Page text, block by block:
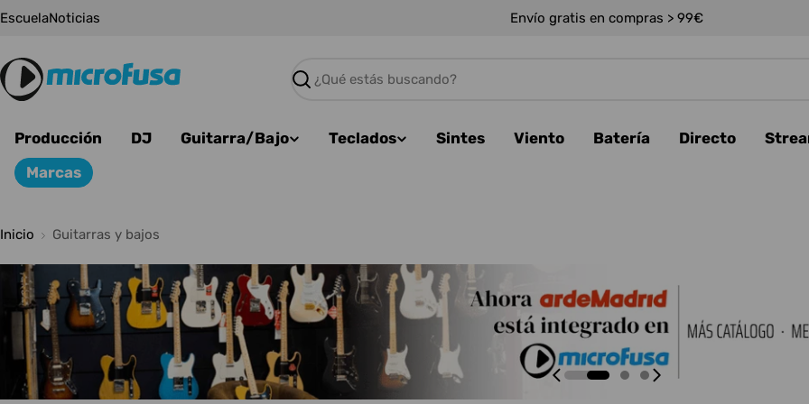
Saltar
EscuelaNoticias Envío gratis en compras > 99€
Buscar
Producción DJ Guitarra/Bajo Teclados Sintes Viento Batería Directo
Marcas
Inicio Guitarras y bajos